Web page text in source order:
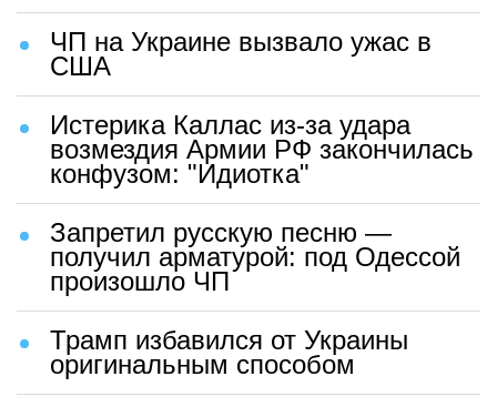
ЧП на Украине вызвало ужас в
США
Истерика Каллас из-за удара
возмездия Армии РФ закончилась
конфузом: "Идиотка"
Запретил русскую песню —
получил арматурой: под Одессой
произошло ЧП
Трамп избавился от Украины
оригинальным способом